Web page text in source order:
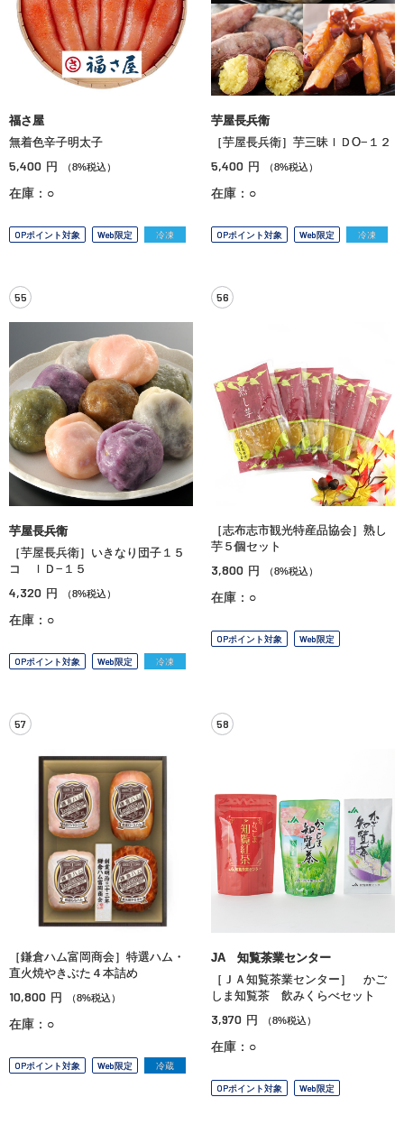
福さ屋
無着色辛子明太子
5,400 円 （8%税込）
在庫：○
OPポイント対象 Web限定 冷凍
芋屋長兵衛
［芋屋長兵衛］芋三昧ＩＤО−１２
5,400 円 （8%税込）
在庫：○
OPポイント対象 Web限定 冷凍
55
芋屋長兵衛
［芋屋長兵衛］いきなり団子１５
コ ＩＤ−１５
4,320 円 （8%税込）
在庫：○
OPポイント対象 Web限定 冷凍
56
［志布志市観光特産品協会］熟し
芋５個セット
3,800 円 （8%税込）
在庫：○
OPポイント対象 Web限定
57
［鎌倉ハム富岡商会］特選ハム・
直火焼やきぶた４本詰め
10,800 円 （8%税込）
在庫：○
OPポイント対象 Web限定 冷蔵
58
JA 知覧茶業センター
［ＪＡ知覧茶業センター］ かご
しま知覧茶 飲みくらべセット
3,970 円 （8%税込）
在庫：○
OPポイント対象 Web限定